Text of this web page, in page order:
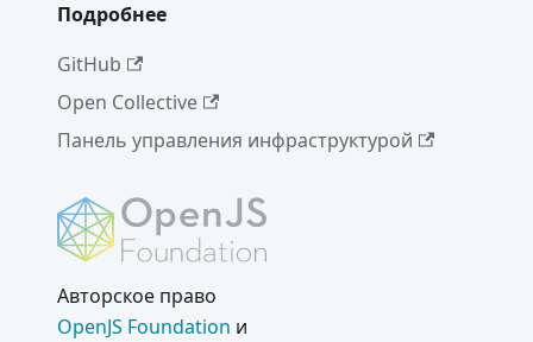
Подробнее
GitHub
Open Collective
Панель управления инфраструктурой
Авторское право
OpenJS Foundation и